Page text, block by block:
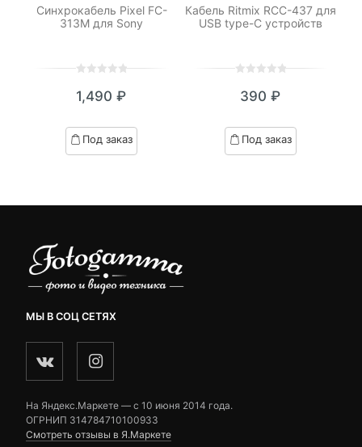
Синхрокабель Pixel FC-
313M для Sony
out
based
on
1,490 ₽
Под заказ
Кабель Ritmix RCC-437 для
USB type-C устройств
out
based
on
390 ₽
Под заказ
МЫ В СОЦ СЕТЯХ
На Яндекс.Маркете — c 10 июня 2014 года.
ОГРНИП 314784710100933
Смотреть отзывы в Я.Маркете